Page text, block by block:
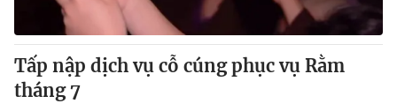
Thế giới đó đây
Câu chuyện quốc tế
Tài chính
Thị trường
Góc doanh nghiệp
Dữ liệu và đời sống
Truyền hình
Tấp nập dịch vụ cỗ cúng phục vụ Rằm
tháng 7